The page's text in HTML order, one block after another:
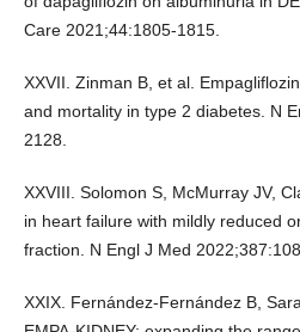
Care 2021;44:1805-1815.
XXVII. Zinman B, et al.
and mortality in type 2 diabetes. N
2128.
XXVIII. Solomon S, McMurray JV,
in heart failure with mildly reduced
fraction. N Engl J Med
XXIX. Fernández-Fernández B,